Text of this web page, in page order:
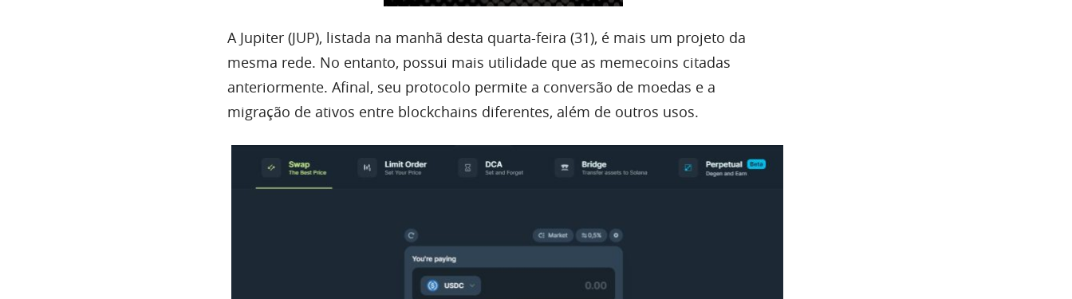
A Jupiter (JUP), listada na manhã desta quarta-feira (31), é mais um projeto da
mesma rede. No entanto, possui mais utilidade que as memecoins citadas
anteriormente. Afinal, seu protocolo permite a conversão de moedas e a
migração de ativos entre blockchains diferentes, além de outros usos.